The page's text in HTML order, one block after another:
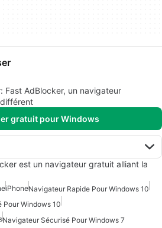
Fast AdBlocker, un navigateur
gratuit pour Windows
est un navigateur gratuit alliant la
iPhoneNavigateur Rapide Pour Windows 10
Pour Windows 10
Navigateur Sécurisé Pour Windows 7